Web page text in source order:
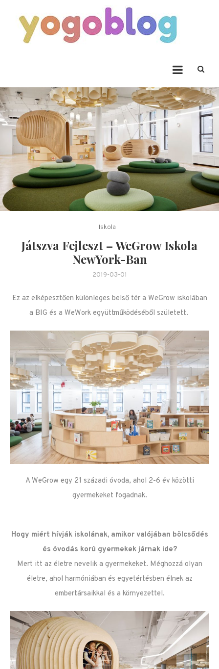
Iskola
Játszva Fejleszt – WeGrow Iskola
NewYork-Ban
2019-03-01
Ez az elképesztően különleges belső tér a WeGrow iskolában
a BIG és a WeWork együttműködéséből született.
A WeGrow egy 21 századi óvoda, ahol 2-6 év közötti
gyermekeket fogadnak.
Hogy miért hívják iskolának, amikor valójában bölcsődés
és óvodás korú gyermekek járnak ide?
Mert itt az életre nevelik a gyermekeket. Méghozzá olyan
életre, ahol harmóniában és egyetértésben élnek az
embertársaikkal és a környezettel.